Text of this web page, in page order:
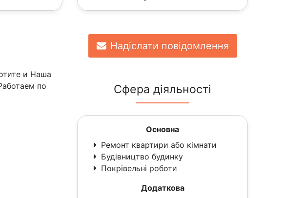
и Наша
по
Надіслати повідомлення
Сфера діяльності
Основна
Ремонт квартири або кімнати
Будівництво будинку
Покрівельні роботи
Додаткова